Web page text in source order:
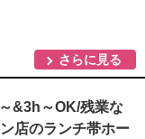
さらに見る
&3h～OK/残業な
店のランチ帯ホー